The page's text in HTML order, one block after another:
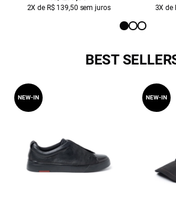
2X de R$ 139,50 sem juros 3X de
BEST
NEW-IN NEW-IN